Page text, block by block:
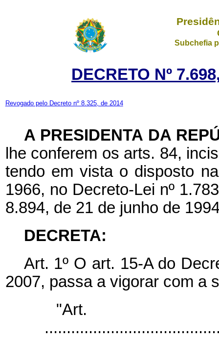
Subchefia
DECRETO Nº
Revogado pelo Decreto nº 8.325, de 2014
A PRESIDENTA DA
lhe conferem os arts. 84,
tendo em vista o disposto
1966, no Decreto-Lei nº
8.894, de 21 de junho de
DECRETA:
Art. 1º O art. 15-A do
2007, passa a vigorar com a